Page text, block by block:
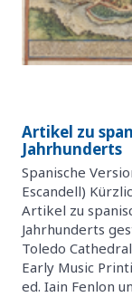
Artikel zu
Jahrhunderts
Spanische
Escandell)
Artikel zu
Jahrhunderts
Toledo
Early Music
ed. Iain Fenlon